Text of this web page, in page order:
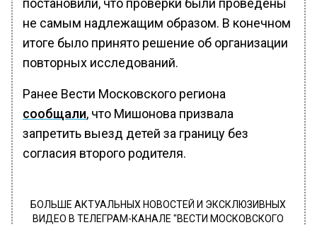
постановили, что проверки были проведены
не самым надлежащим образом. В конечном
итоге было принято решение об организации
повторных исследований.
Ранее Вести Московского региона
сообщали, что Мишонова призвала
запретить выезд детей за границу без
согласия второго родителя.
БОЛЬШЕ АКТУАЛЬНЫХ НОВОСТЕЙ И ЭКСКЛЮЗИВНЫХ
ВИДЕО В ТЕЛЕГРАМ-КАНАЛЕ "ВЕСТИ МОСКОВСКОГО